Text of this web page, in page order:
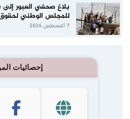
بلاغ صحفي العبور
للمجلس الوطني
7 أغسطس 2026
إحصائيات